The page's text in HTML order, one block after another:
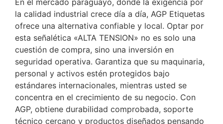
En el mercado paraguayo, donde la exigencia por
la calidad industrial crece día a día, AGP Etiquetas
ofrece una alternativa confiable y local. Optar por
esta señalética «ALTA TENSION» no es solo una
cuestión de compra, sino una inversión en
seguridad operativa. Garantiza que su maquinaria,
personal y activos estén protegidos bajo
estándares internacionales, mientras usted se
concentra en el crecimiento de su negocio. Con
AGP, obtiene durabilidad comprobada, soporte
técnico cercano y productos diseñados pensando